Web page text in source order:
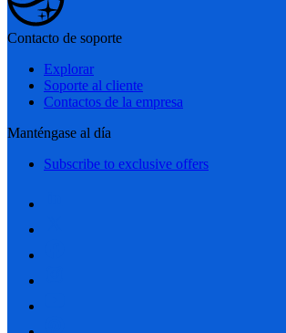
Contacto de soporte
Explorar
Soporte al cliente
Contactos de la empresa
Manténgase al día
Subscribe to exclusive offers